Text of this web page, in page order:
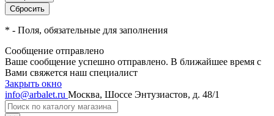
* - Поля, обязательные для заполнения
Сообщение отправлено
Ваше сообщение успешно отправлено. В ближайшее время с
Вами свяжется наш специалист
Закрыть окно
info@arbalet.ru Москва, Шоссе Энтузиастов, д. 48/1